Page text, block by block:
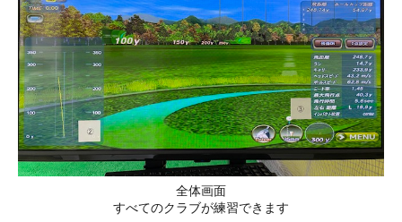
全体画面
すべてのクラブが練習できます